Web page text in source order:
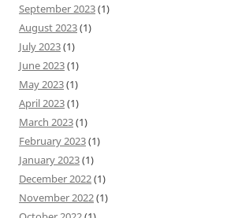
September 2023(1)
August 2023(1)
July 2023(1)
June 2023(1)
May 2023(1)
April 2023(1)
March 2023(1)
February 2023(1)
January 2023(1)
December 2022(1)
November 2022(1)